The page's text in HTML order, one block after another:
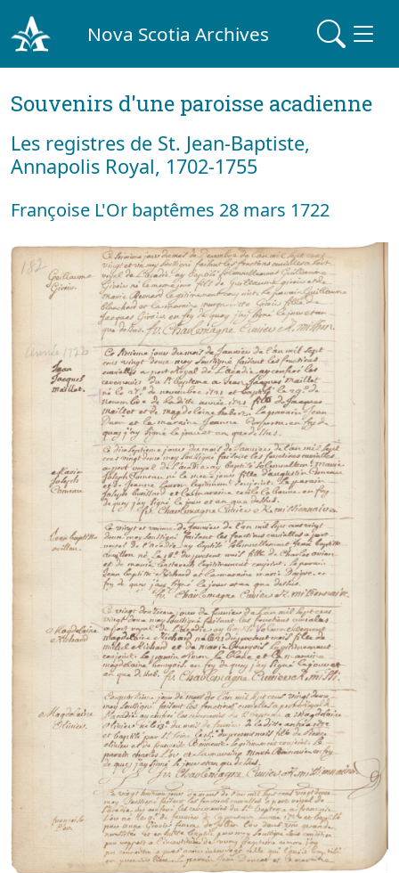
Nova Scotia Archives
Souvenirs d'une paroisse acadienne
Les registres de St. Jean-Baptiste,
Annapolis Royal, 1702-1755
Françoise L'Or baptêmes 28 mars 1722